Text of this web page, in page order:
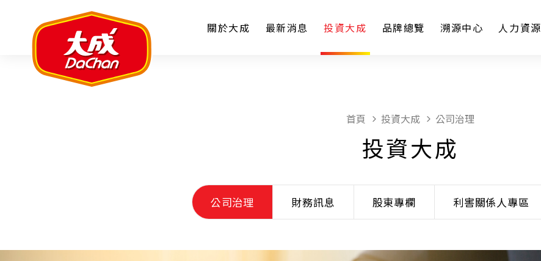
關於大成 最新消息 投資大成 品牌總覽 溯源中心 人力資源
首頁 投資大成 公司治理
投資大成
公司治理 財務訊息 股東專欄 利害關係人專區